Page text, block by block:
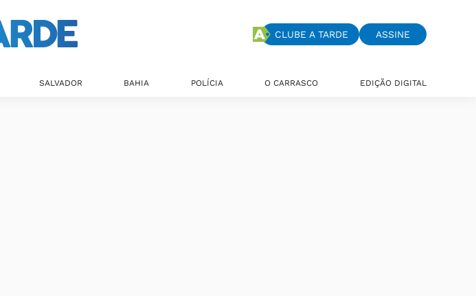
CLUBE A TARDE ASSINE
SALVADOR BAHIA POLÍCIA O CARRASCO EDIÇÃO DIGITAL